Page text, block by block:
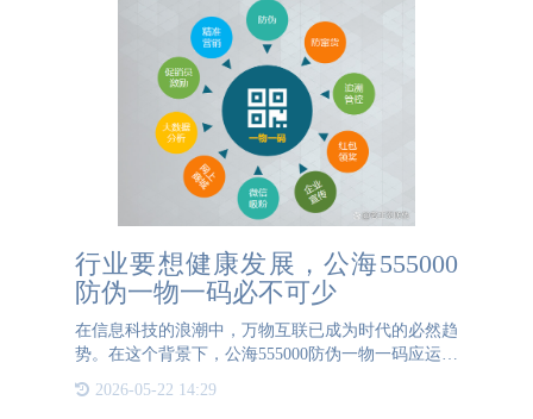
行业要想健康发展，公海555000
防伪一物一码必不可少
在信息科技的浪潮中，万物互联已成为时代的必然趋
势。在这个背景下，公海555000防伪一物一码应运而
要引擎。一物一码，顾名思义，是指每一个物品都拥
2026-05-22 14:29